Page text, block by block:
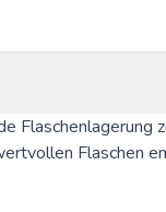
Flaschenlagerung
Flaschen